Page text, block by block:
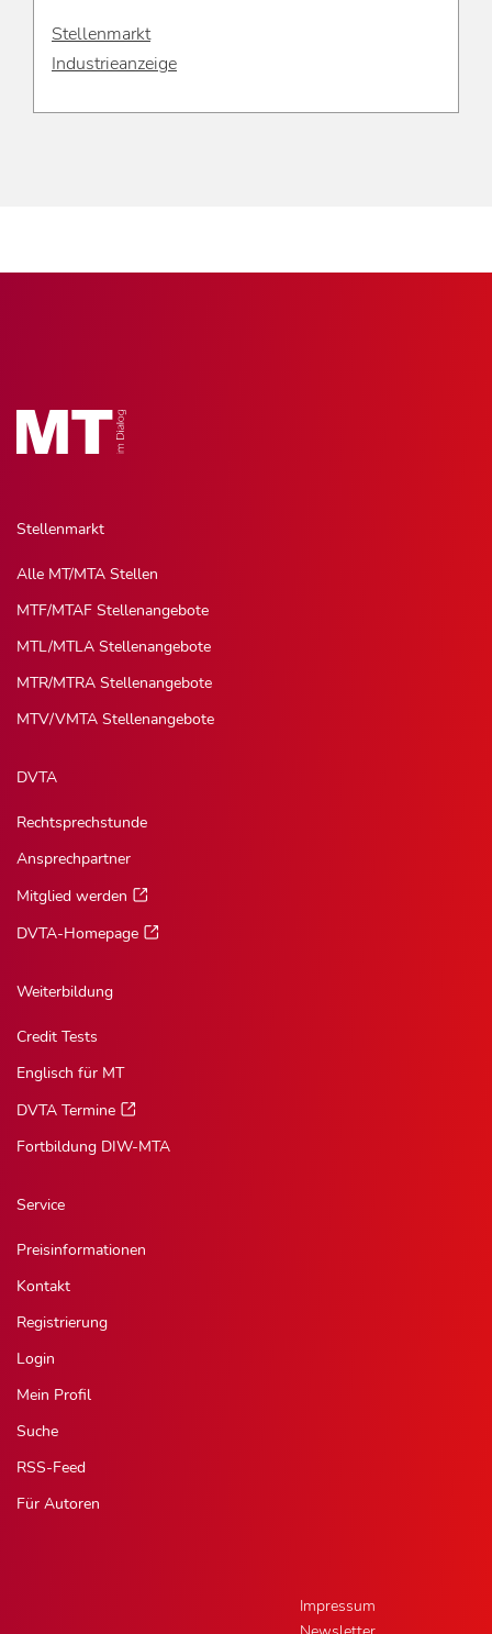
Stellenmarkt
Industrieanzeige
Stellenmarkt
Alle MT/MTA Stellen
MTF/MTAF Stellenangebote
MTL/MTLA Stellenangebote
MTR/MTRA Stellenangebote
MTV/VMTA Stellenangebote
DVTA
Rechtsprechstunde
Ansprechpartner
Mitglied werden
DVTA-Homepage
Weiterbildung
Credit Tests
Englisch für MT
DVTA Termine
Fortbildung DIW-MTA
Service
Preisinformationen
Kontakt
Registrierung
Login
Mein Profil
Suche
RSS-Feed
Für Autoren
Impressum